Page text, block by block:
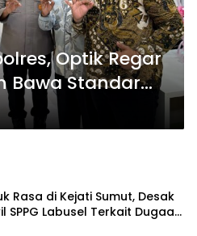
Optik Regar
Bawa Standar
Profesional
Rasa di Kejati Sumut, Desak
SPPG Labusel Terkait Dugaan
Program MBG